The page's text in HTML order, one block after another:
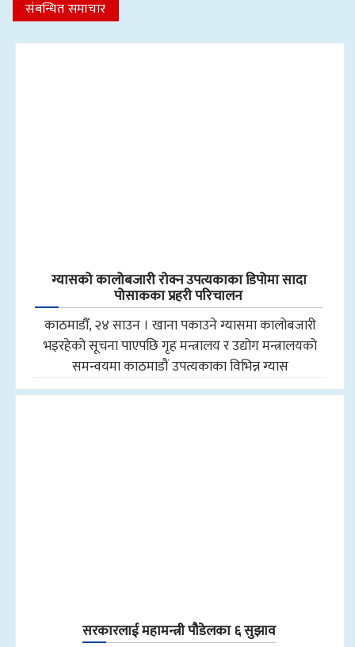
संबन्धित समाचार
ग्यासको कालोबजारी रोक्न उपत्यकाका डिपोमा सादा
पोसाकका प्रहरी परिचालन
काठमाडौँ, २४ साउन । खाना पकाउने ग्यासमा कालोबजारी
भइरहेको सूचना पाएपछि गृह मन्त्रालय र उद्योग मन्त्रालयको
समन्वयमा काठमाडौं उपत्यकाका विभिन्न ग्यास
सरकारलाई महामन्त्री पौडेलका ६ सुझाव